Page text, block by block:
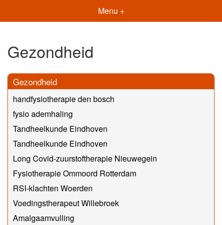
Menu +
Gezondheid
Gezondheid
handfysiotherapie den bosch
fysio ademhaling
Tandheelkunde Eindhoven
Tandheelkunde Eindhoven
Long Covid-zuurstoftherapie Nieuwegein
Fysiotherapie Ommoord Rotterdam
RSI-klachten Woerden
Voedingstherapeut Willebroek
Amalgaamvulling